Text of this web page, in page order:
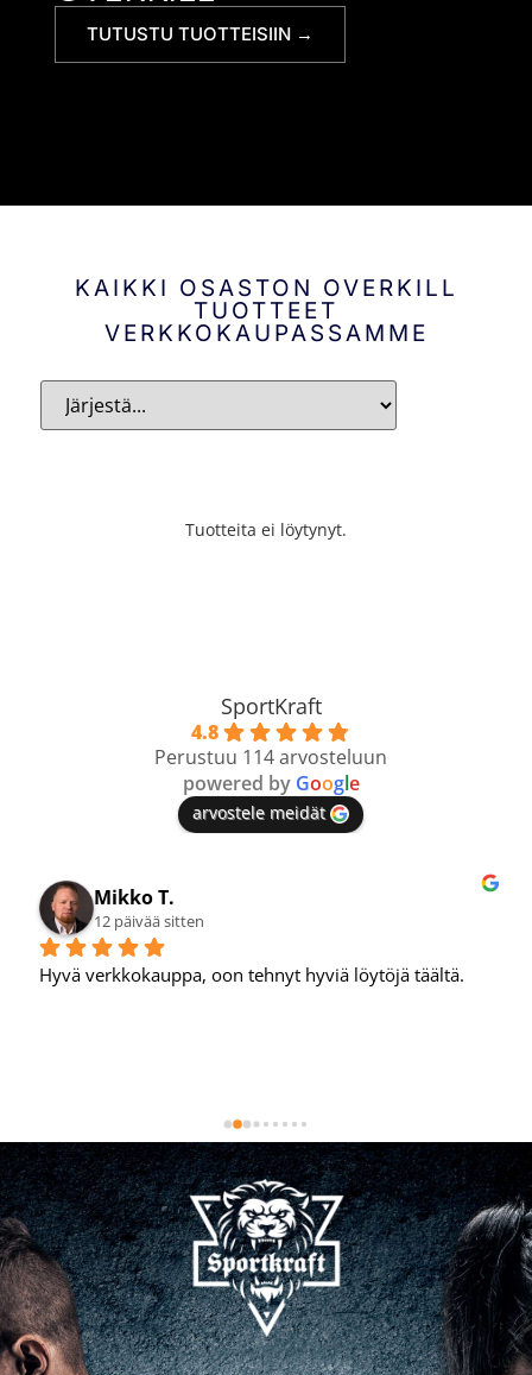
TUTUSTU TUOTTEISIIN →
KAIKKI OSASTON OVERKILL
TUOTTEET
VERKKOKAUPASSAMME
Tuotteita ei löytynyt.
SportKraft
4.8
Perustuu 114 arvosteluun
powered by Google
arvostele meidät
Mikko T.
12 päivää sitten
Hyvä verkkokauppa, oon tehnyt hyviä löytöjä täältä.